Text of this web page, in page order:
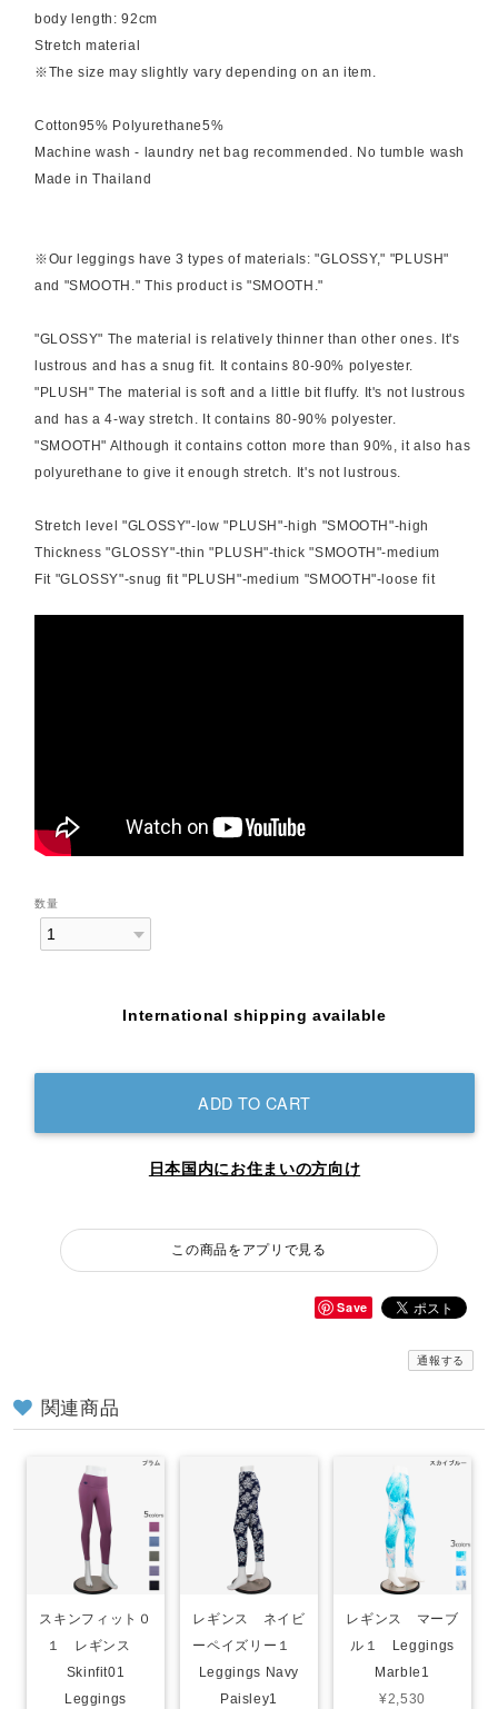
body length: 92cm
Stretch material
※The size may slightly vary depending on an item.
Cotton95% Polyurethane5%
Machine wash - laundry net bag recommended. No tumble wash
Made in Thailand
※Our leggings have 3 types of materials: "GLOSSY," "PLUSH"
and "SMOOTH." This product is "SMOOTH."
"GLOSSY" The material is relatively thinner than other ones. It's
lustrous and has a snug fit. It contains 80-90% polyester.
"PLUSH" The material is soft and a little bit fluffy. It's not lustrous
and has a 4-way stretch. It contains 80-90% polyester.
"SMOOTH" Although it contains cotton more than 90%, it also has
polyurethane to give it enough stretch. It's not lustrous.
Stretch level "GLOSSY"-low "PLUSH"-high "SMOOTH"-high
Thickness "GLOSSY"-thin "PLUSH"-thick "SMOOTH"-medium
Fit "GLOSSY"-snug fit "PLUSH"-medium "SMOOTH"-loose fit
数量
International shipping available
ADD TO CART
日本国内にお住まいの方向け
この商品をアプリで見る
Save
通報する
関連商品
スキンフィット０
１ レギンス
Skinfit01
Leggings
レギンス ネイビ
ーペイズリー１
Leggings Navy
Paisley1
レギンス マーブ
ル１ Leggings
Marble1
¥2,530